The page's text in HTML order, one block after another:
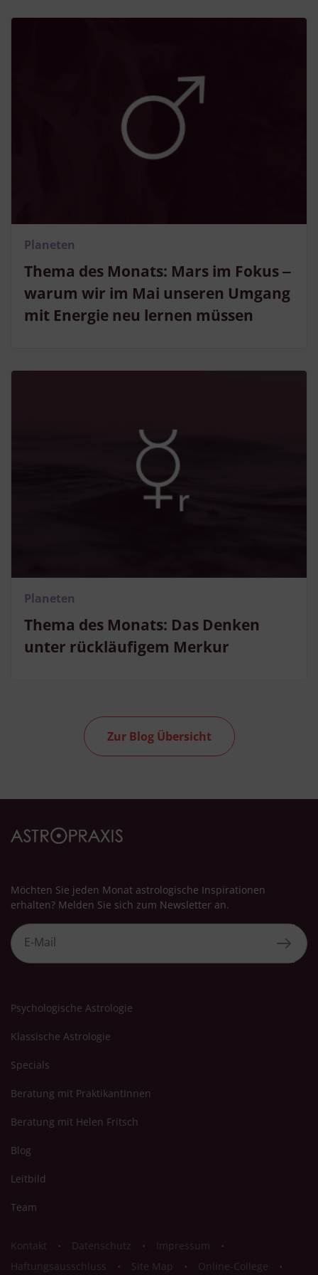
Thema des Monats: Mars im Fokus ‒
warum wir im Mai unseren Umgang
mit Energie neu lernen müssen
Planeten
Thema des Monats: Das Denken
unter rückläufigem Merkur
Planeten
Zur Blog Übersicht
Möchten Sie jeden Monat astrologische Inspirationen
erhalten? Melden Sie sich zum Newsletter an.
Psychologische Astrologie
Klassische Astrologie
Specials
Beratung mit PraktikantInnen
Beratung mit Helen Fritsch
Blog
Leitbild
Team
Kontakt Datenschutz
Impressum
Haftungsausschluss
Site Map Online-College